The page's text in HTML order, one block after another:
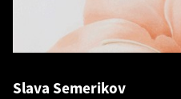
Slava Semerikov